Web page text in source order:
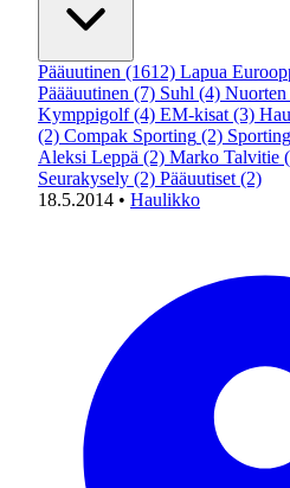
Pääuutinen (1612) Lapua
Päääuutinen (7) Suhl (4)
Kymppigolf (4) EM-kisat (3)
(2) Compak Sporting (2) Sporting
Aleksi Leppä (2) Marko Talvitie
Seurakysely (2) Pääuutiset (2)
18.5.2014 • Haulikko